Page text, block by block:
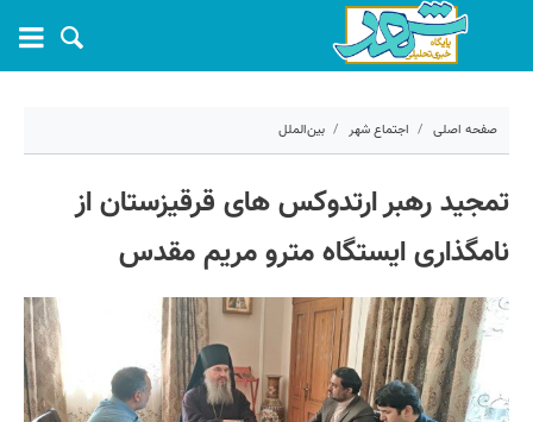
صفحه اصلی اجتماع شهر بین‌الملل
81823
تمجید رهبر ارتدوکس های قرقیزستان از
نامگذاری ایستگاه مترو مریم مقدس